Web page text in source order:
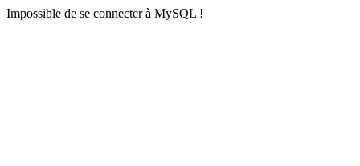
Impossible de se connecter à MySQL !